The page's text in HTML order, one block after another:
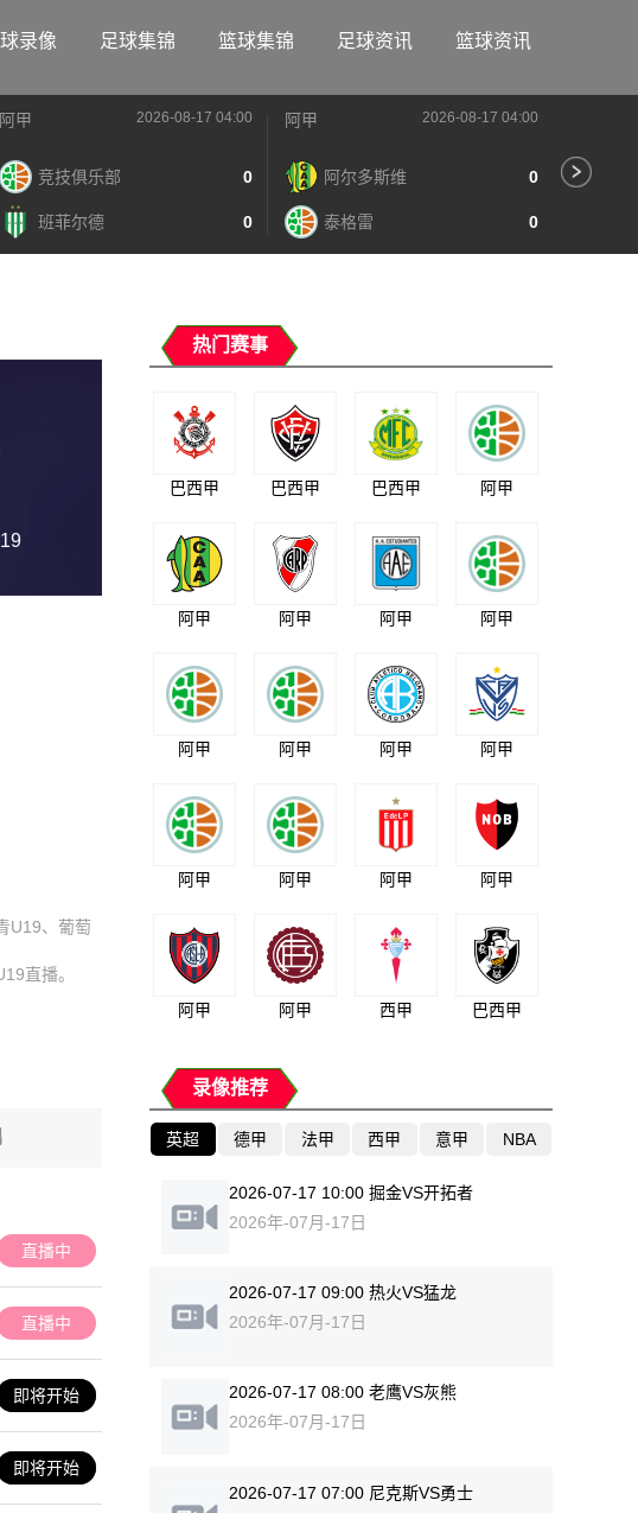
录像 足球集锦 篮球集锦 足球资讯 篮球资讯
阿甲 2026-08-17 04:00
竞技俱乐部 0
班菲尔德 0
阿甲 2026-08-17 04:00
阿尔多斯维 0
泰格雷 0
U19、葡萄
直播。
直播中
直播中
即将开始
即将开始
热门赛事
巴西甲 巴西甲 巴西甲 阿甲
阿甲 阿甲 阿甲 阿甲
阿甲 阿甲 阿甲 阿甲
阿甲 阿甲 阿甲 阿甲
阿甲 阿甲 西甲 巴西甲
录像推荐
英超 德甲 法甲 西甲 意甲 NBA
2026-07-17 10:00 掘金VS开拓者
2026年-07月-17日
2026-07-17 09:00 热火VS猛龙
2026年-07月-17日
2026-07-17 08:00 老鹰VS灰熊
2026年-07月-17日
2026-07-17 07:00 尼克斯VS勇士